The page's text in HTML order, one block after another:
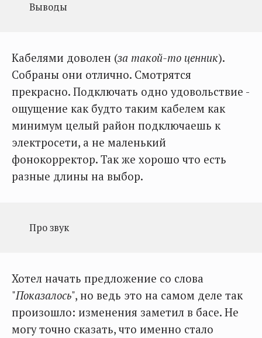
Выводы
Кабелями доволен (за такой-то ценник).
Собраны они отлично. Смотрятся
прекрасно. Подключать одно удовольствие -
ощущение как будто таким кабелем как
минимум целый район подключаешь к
электросети, а не маленький
фонокорректор. Так же хорошо что есть
разные длины на выбор.
Про звук
Хотел начать предложение со слова
"Показалось", но ведь это на самом деле так
произошло: изменения заметил в басе. Не
могу точно сказать, что именно стало